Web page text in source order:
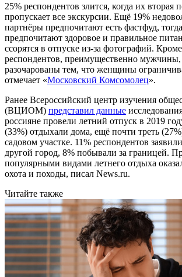
25% респондентов злится, когда их вторая
пропускает все экскурсии. Ещё 19%
партнёры предпочитают есть фастфуд,
предпочитают здоровое и правильное
ссорятся в отпуске из-за фотографий.
респондентов, преимущественно мужчины,
разочарованы тем, что женщины
отмечает «Московский Комсомолец».
Ранее Всероссийский центр изучения
(ВЦИОМ) представил данные
россияне провели летний отпуск в 2019
(33%) отдыхали дома, ещё почти треть
садовом участке. 11% респондентов
другой город, 8% побывали за границей.
популярными видами летнего отдыха
охота и походы, писал News.ru.
Читайте также